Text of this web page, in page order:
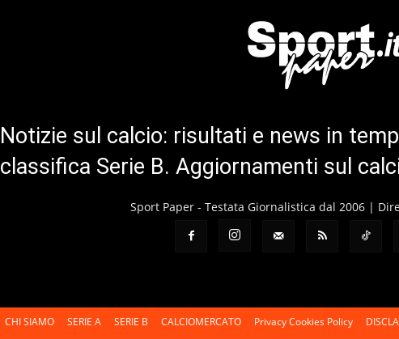
Notizie sul calcio: risultati e news in
classifica Serie B. Aggiornamenti sul
Sport Paper - Testata Giornalistica dal 2006 |
CHI SIAMO SERIE A SERIE B CALCIOMERCATO Privacy Cookies Policy